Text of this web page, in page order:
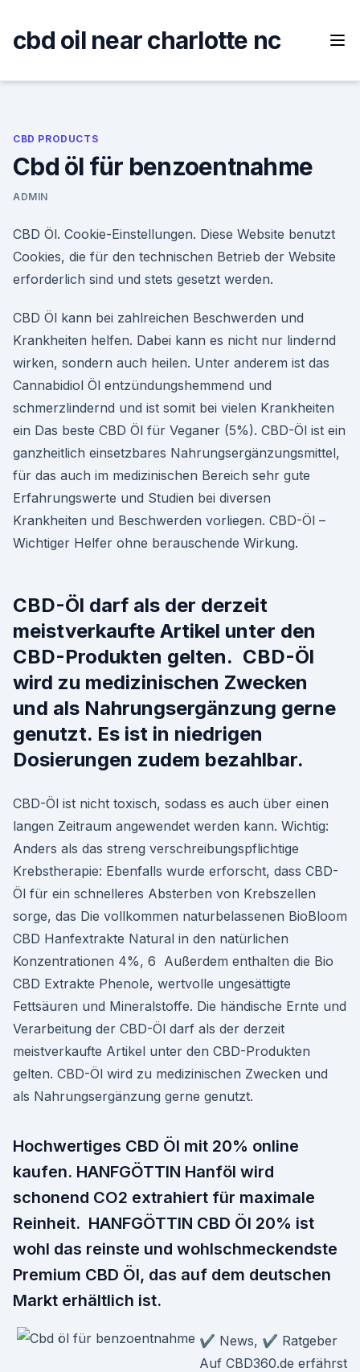
content
cbd oil near charlotte nc
CBD PRODUCTS
Cbd öl für benzoentnahme
ADMIN
CBD Öl. Cookie-Einstellungen. Diese Website benutzt
Cookies, die für den technischen Betrieb der Website
erforderlich sind und stets gesetzt werden.
CBD Öl kann bei zahlreichen Beschwerden und
Krankheiten helfen. Dabei kann es nicht nur lindernd
wirken, sondern auch heilen. Unter anderem ist das
Cannabidiol Öl entzündungshemmend und
schmerzlindernd und ist somit bei vielen Krankheiten
ein Das beste CBD Öl für Veganer (5%). CBD-Öl ist ein
ganzheitlich einsetzbares Nahrungsergänzungsmittel,
für das auch im medizinischen Bereich sehr gute
Erfahrungswerte und Studien bei diversen
Krankheiten und Beschwerden vorliegen. CBD-Öl –
Wichtiger Helfer ohne berauschende Wirkung.
CBD-Öl darf als der derzeit
meistverkaufte Artikel unter den
CBD-Produkten gelten. CBD-Öl
wird zu medizinischen Zwecken
und als Nahrungsergänzung gerne
genutzt. Es ist in niedrigen
Dosierungen zudem bezahlbar.
CBD-Öl ist nicht toxisch, sodass es auch über einen
langen Zeitraum angewendet werden kann. Wichtig:
Anders als das streng verschreibungspflichtige
Krebstherapie: Ebenfalls wurde erforscht, dass CBD-
Öl für ein schnelleres Absterben von Krebszellen
sorge, das Die vollkommen naturbelassenen BioBloom
CBD Hanfextrakte Natural in den natürlichen
Konzentrationen 4%, 6 Außerdem enthalten die Bio
CBD Extrakte Phenole, wertvolle ungesättigte
Fettsäuren und Mineralstoffe. Die händische Ernte und
Verarbeitung der CBD-Öl darf als der derzeit
meistverkaufte Artikel unter den CBD-Produkten
gelten. CBD-Öl wird zu medizinischen Zwecken und
als Nahrungsergänzung gerne genutzt.
Hochwertiges CBD Öl mit 20% online
kaufen. HANFGÖTTIN Hanföl wird
schonend CO2 extrahiert für maximale
Reinheit. HANFGÖTTIN CBD Öl 20% ist
wohl das reinste und wohlschmeckendste
Premium CBD Öl, das auf dem deutschen
Markt erhältlich ist.
✔ News, ✔ Ratgeber
Auf CBD360.de erfährst